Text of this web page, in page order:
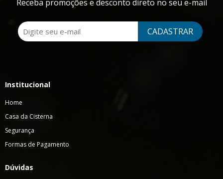
Receba promoções e desconto direto no seu e-mail
CADASTRAR
Institucional
Home
Casa da Cisterna
Segurança
Formas de Pagamento
Dúvidas